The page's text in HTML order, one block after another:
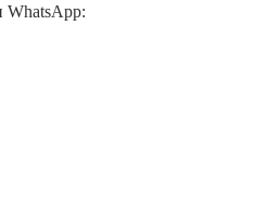
WhatsApp: